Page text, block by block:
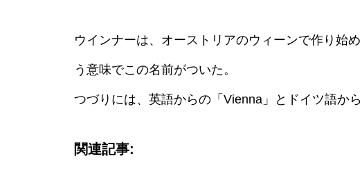
ウインナーは、オーストリアのウィーンで作り始
う意味でこの名前がついた。
つづりには、英語からの「Vienna」とドイツ語か
関連記事: